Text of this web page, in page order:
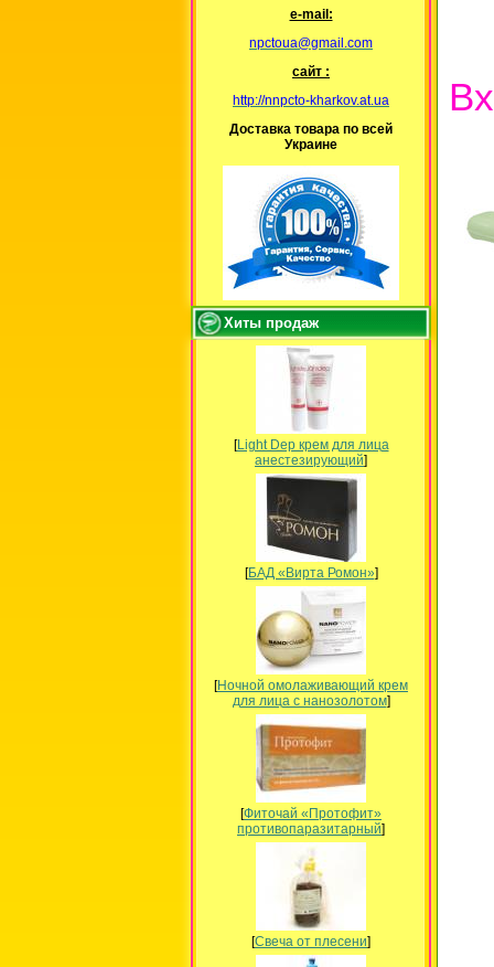
е-mail:
npctoua@gmail.com
сайт :
http://nnpcto-kharkov.at.ua
Доставка товара по всей
Украине
Хиты продаж
[Light Dep крем для лица
анестезирующий]
[БАД «Вирта Ромон»]
[Ночной омолаживающий крем
для лица с нанозолотом]
[Фиточай «Протофит»
противопаразитарный]
[Свеча от плесени]